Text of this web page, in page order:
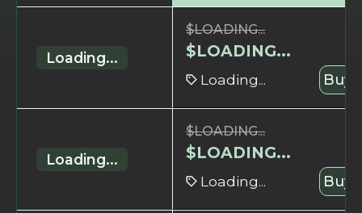
Loading...
$LOADING...
$LOADING...
Loading... Buy
Loading...
$LOADING...
$LOADING...
Loading... Buy